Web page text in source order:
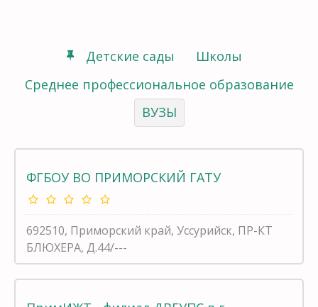
Детские сады
Школы
Среднее профессиональное образование
ВУЗЫ
ФГБОУ ВО ПРИМОРСКИЙ ГАТУ
692510, Приморский край, Уссурийск, ПР-КТ
БЛЮХЕРА, Д.44/---